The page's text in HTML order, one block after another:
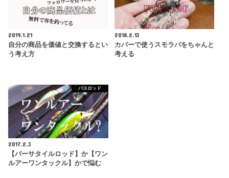
2019.1.21
自分の商品を価値と交換するとい
う考え方
2018.2.13
カバーで使うスモラバをちゃんと
考える
バスロッド
2017.2.3
【バーサタイルロッド】か【ワン
ルアーワンタックル】かで悩む